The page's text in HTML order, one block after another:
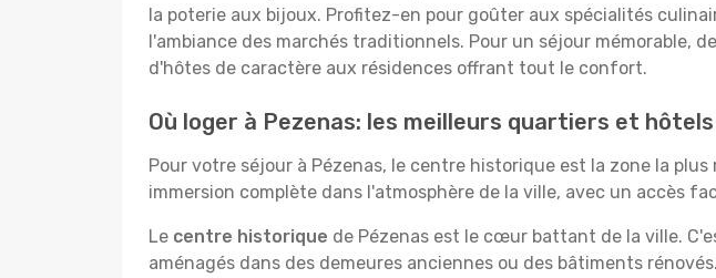
la poterie aux bijoux. Profitez-en pour goûter aux spécialités
l'ambiance des marchés traditionnels. Pour un séjour mémorable,
d'hôtes de caractère aux résidences offrant tout le confort.
Où loger à Pezenas: les meilleurs quartiers et hôtels
Pour votre séjour à Pézenas, le centre historique est la zone la
immersion complète dans l'atmosphère de la ville, avec un accès
Le centre historique de Pézenas est le cœur battant de la ville.
aménagés dans des demeures anciennes ou des bâtiments